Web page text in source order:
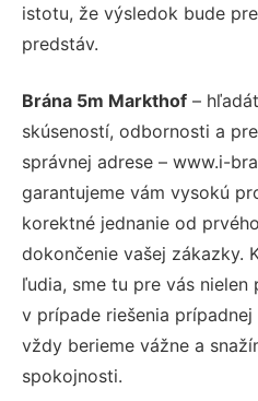
istotu, že výsledok bude
predstáv.
Brána 5m Markthof –
skúseností, odbornosti a
správnej adrese – www.i-
garantujeme vám vysokú
korektné jednanie od
dokončenie vašej zákazky.
ľudia, sme tu pre vás nielen
v prípade riešenia
vždy berieme vážne a
spokojnosti.